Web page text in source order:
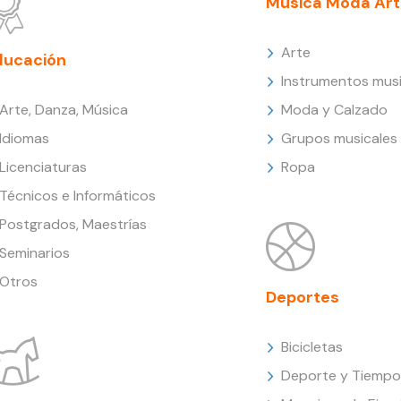
Danza, Música
e Informáticos
Maestrías
Arte
Instrumentos
Moda y Calzado
Grupos musicales
Ropa
Deportes
Bicicletas
Deporte y